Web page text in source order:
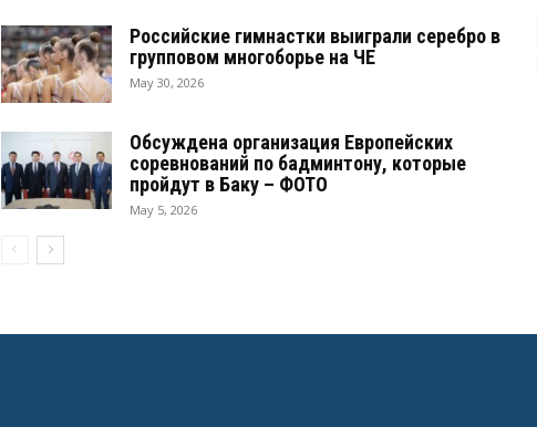
Российские гимнастки выиграли серебро в
групповом многоборье на ЧЕ
May 30, 2026
Обсуждена организация Европейских
соревнований по бадминтону, которые
пройдут в Баку – ФОТО
May 5, 2026